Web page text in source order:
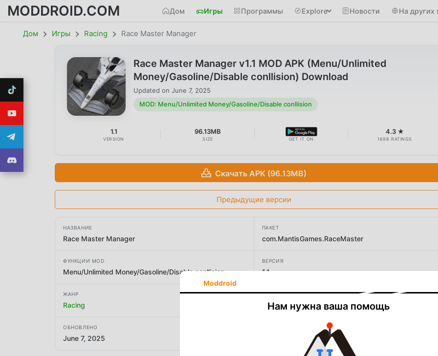
MODDROID.COM Дом Игры Программы Explore Новости На других
Дом Игры Racing Race Master Manager
Race Master Manager v1.1 MOD APK (Menu/Unlimited
Money/Gasoline/Disable conllision) Download
Updated on June 7, 2025
MOD: Menu/Unlimited Money/Gasoline/Disable conllision
1.1
VERSION
96.13MB
SIZE GET IT ON
4.3 ★
1698 RATINGS
Скачать APK (96.13MB)
Предыдущие версии
НАЗВАНИЕ
Race Master Manager
ПАКЕТ
com.MantisGames.RaceMaster
ФУНКЦИИ MOD
Menu/Unlimited Money/Gasoline/Disable conllision
ВЕРСИЯ
1.1
ЖАНР
Racing
РАЗРАБОТЧИК
FNK Games
ОБНОВЛЕНО
June 7, 2025
Moddroid
Нам нужна ваша помощь